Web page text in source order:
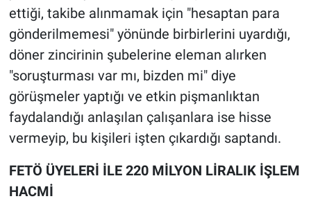
ettiği, takibe alınmamak için "hesaptan para
gönderilmemesi" yönünde birbirlerini uyardığı,
döner zincirinin şubelerine eleman alırken
"soruşturması var mı, bizden mi" diye
görüşmeler yaptığı ve etkin pişmanlıktan
faydalandığı anlaşılan çalışanlara ise hisse
vermeyip, bu kişileri işten çıkardığı saptandı.
FETÖ ÜYELERİ İLE 220 MİLYON LİRALIK İŞLEM
HACMİ